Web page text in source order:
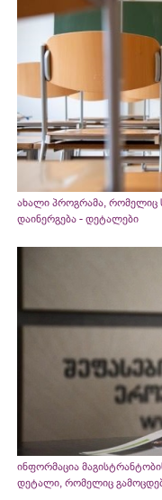
ახალი პროგრამა, რომელიც
დაინერგება - დეტალები
ინფორმაცია
დეტალი, რომელიც